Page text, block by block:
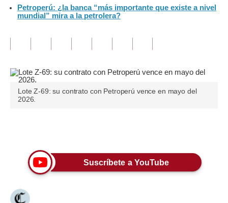
Inmobiliarias
Viajes
Moda
Petroperú: ¿la banca “más importante que existe a nivel
mundial” mira a la petrolera?
Lote Z-69: su contrato con Petroperú vence en mayo del
2026.
Suscríbete a YouTube